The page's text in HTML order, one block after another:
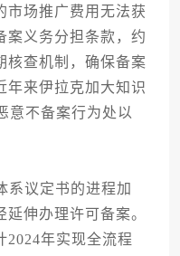
市场推广费用无法获
案义务分担条款，约
核查机制，确保备案
年来伊拉克加大知识
意不备案行为处以
议定书的进程加
伸办理许可备案。
2024年实现全流程